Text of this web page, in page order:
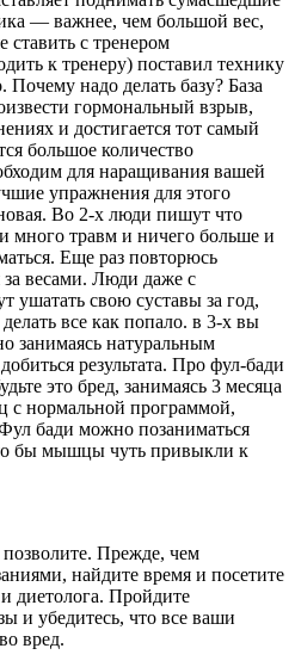
— важнее, чем большой вес,
ставить с тренером
к тренеру) поставил технику
Почему надо делать базу? База
гормональный взрыв,
и достигается тот самый
большое количество
для наращивания вашей
упражнения для этого
Во 2-х люди пишут что
много травм и ничего больше и
Еще раз повторюсь
весами. Люди даже с
ушатать свою суставы за год,
все как попало. в 3-х вы
занимаясь натуральным
результата. Про фул-бади
это бред, занимаясь 3 месяца
с нормальной программой,
бади можно позаниматься
бы мышцы чуть привыкли к
Прежде, чем
найдите время и посетите
диетолога. Пройдите
и убедитесь, что все ваши
вред.